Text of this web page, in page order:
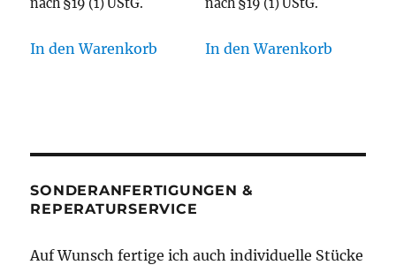
nach §19 (1) UStG.
In den Warenkorb
nach §19 (1) UStG.
In den Warenkorb
SONDERANFERTIGUNGEN &
REPERATURSERVICE
Auf Wunsch fertige ich auch individuelle Stücke